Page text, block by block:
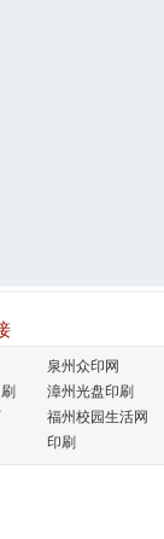
泉州众印网
漳州光盘印刷
福州校园生活网
印刷